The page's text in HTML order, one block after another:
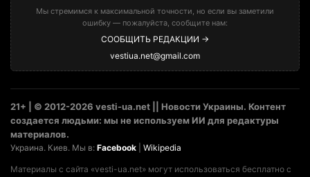
Мы стремимся к максимальной точности, но если вы заметили
ошибку — пожалуйста, сообщите нам:
СООБЩИТЬ РЕДАКЦИИ →
vestiua.net@gmail.com
21+ | © 2012-2026 vesti-ua.net || Новости Украины. Контент
создается людьми: мы не используем ИИ для редактуры
материалов.
Украина. Киев. Мы в: Facebook Wikipedia
Материалы с сайта «vesti-ua.net» могут использоваться бесплатно с